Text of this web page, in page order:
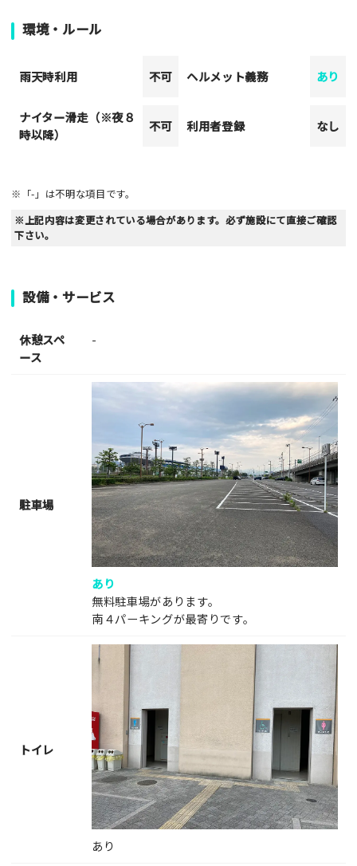
環境・ルール
雨天時利用 不可 ヘルメット義務 あり
ナイター滑走（※夜８
時以降）
不可 利用者登録 なし
※「-」は不明な項目です。
※上記内容は変更されている場合があります。必ず施設にて直接ご確認
下さい。
設備・サービス
休憩スペ
ース
-
駐車場
あり
無料駐車場があります。
南４パーキングが最寄りです。
トイレ
あり